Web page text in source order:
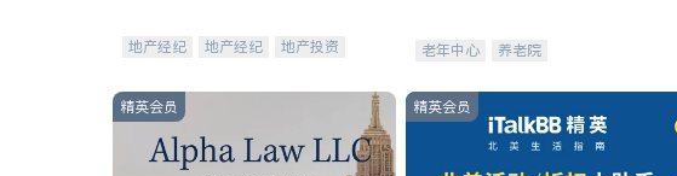
地产经纪 地产经纪
地产投资
老年中心 养老院
精英会员 精英会员